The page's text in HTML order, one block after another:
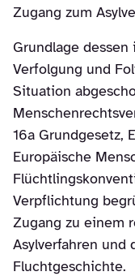
Zugang zum
Grundlage dessen
Verfolgung und
Situation
16a Grundgesetz,
Europäische
Verpflichtung
Zugang zu einem
Asylverfahren und
Fluchtgeschichte.